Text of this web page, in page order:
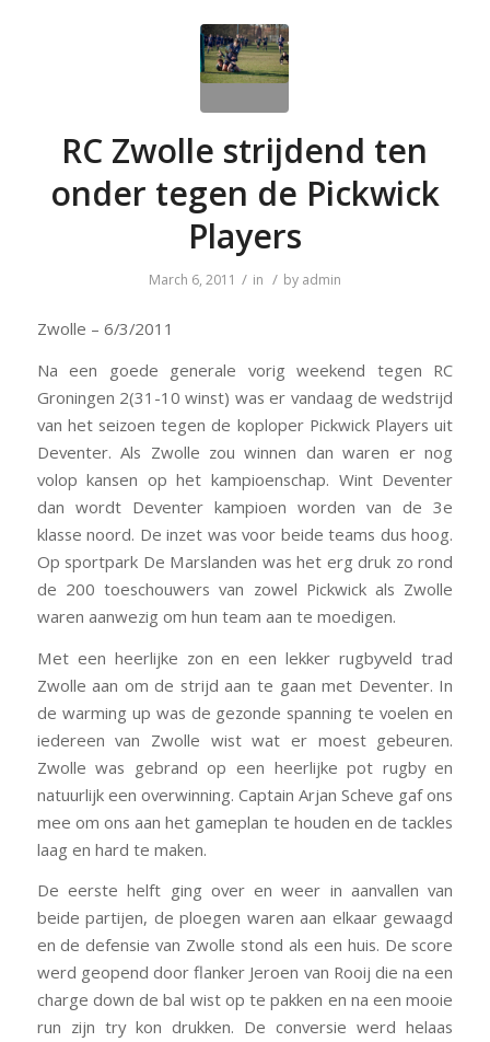
RC Zwolle strijdend ten
onder tegen de Pickwick
Players
March 6, 2011 / in / by admin
Zwolle – 6/3/2011
Na een goede generale vorig weekend tegen RC
Groningen 2(31-10 winst) was er vandaag de wedstrijd
van het seizoen tegen de koploper Pickwick Players uit
Deventer. Als Zwolle zou winnen dan waren er nog
volop kansen op het kampioenschap. Wint Deventer
dan wordt Deventer kampioen worden van de 3e
klasse noord. De inzet was voor beide teams dus hoog.
Op sportpark De Marslanden was het erg druk zo rond
de 200 toeschouwers van zowel Pickwick als Zwolle
waren aanwezig om hun team aan te moedigen.
Met een heerlijke zon en een lekker rugbyveld trad
Zwolle aan om de strijd aan te gaan met Deventer. In
de warming up was de gezonde spanning te voelen en
iedereen van Zwolle wist wat er moest gebeuren.
Zwolle was gebrand op een heerlijke pot rugby en
natuurlijk een overwinning. Captain Arjan Scheve gaf ons
mee om ons aan het gameplan te houden en de tackles
laag en hard te maken.
De eerste helft ging over en weer in aanvallen van
beide partijen, de ploegen waren aan elkaar gewaagd
en de defensie van Zwolle stond als een huis. De score
werd geopend door flanker Jeroen van Rooij die na een
charge down de bal wist op te pakken en na een mooie
run zijn try kon drukken. De conversie werd helaas